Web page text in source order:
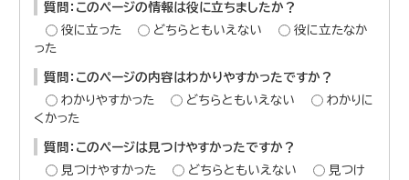
質問：このページの情報は役に立ちましたか？
役に立った
どちらともいえない
役に立たなか
った
質問：このページの内容はわかりやすかったですか？
わかりやすかった
どちらともいえない
わかりに
くかった
質問：このページは見つけやすかったですか？
見つけやすかった
どちらともいえない
見つけ